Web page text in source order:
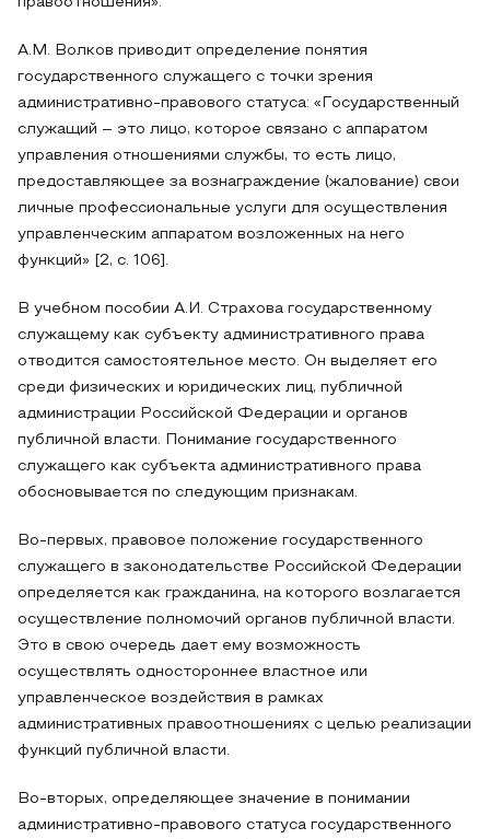
А.М. Волков приводит определение понятия
государственного служащего с точки зрения
административно-правового статуса: «Государственный
служащий – это лицо, которое связано с аппаратом
управления отношениями службы, то есть лицо,
предоставляющее за вознаграждение (жалование) свои
личные профессиональные услуги для осуществления
управленческим аппаратом возложенных на него
функций» [2, с. 106].
В учебном пособии А.И. Страхова государственному
служащему как субъекту административного права
отводится самостоятельное место. Он выделяет его
среди физических и юридических лиц, публичной
администрации Российской Федерации и органов
публичной власти. Понимание государственного
служащего как субъекта административного права
обосновывается по следующим признакам.
Во-первых, правовое положение государственного
служащего в законодательстве Российской Федерации
определяется как гражданина, на которого возлагается
осуществление полномочий органов публичной власти.
Это в свою очередь дает ему возможность
осуществлять одностороннее властное или
управленческое воздействия в рамках
административных правоотношениях с целью реализации
функций публичной власти.
Во-вторых, определяющее значение в понимании
административно-правового статуса государственного